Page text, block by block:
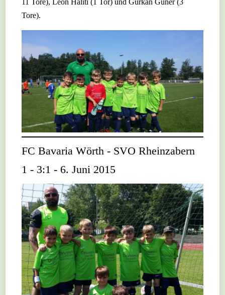
11 Tore), Leon Haliti (1 Tor) und Gürkan Güner (3
Tore).
FC Bavaria Wörth - SVO Rheinzabern
1 - 3:1 - 6. Juni 2015